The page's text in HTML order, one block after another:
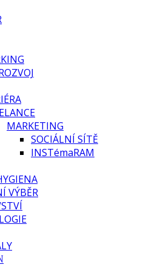
MARKETING
SOCIÁLNÍ SÍTĚ
INSTémaRAM
VÝBĚR